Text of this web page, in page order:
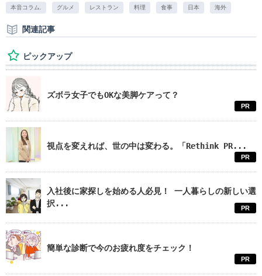
本音コラム. グルメ レストラン 料理 食事 日本 海外
関連記事
ピックアップ
ズボラ女子でもOKな美脚ケアって？
PR
視点を変えれば、世の中は変わる。「Rethink PR...
PR
入社後に家探しを始める人必見！ 一人暮らしの新しい選
択...
PR
簡単な診断で今のお疲れ度をチェック！
PR